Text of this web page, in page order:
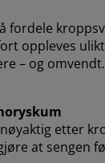
fordele
oppleves
– og
etter
at sengen